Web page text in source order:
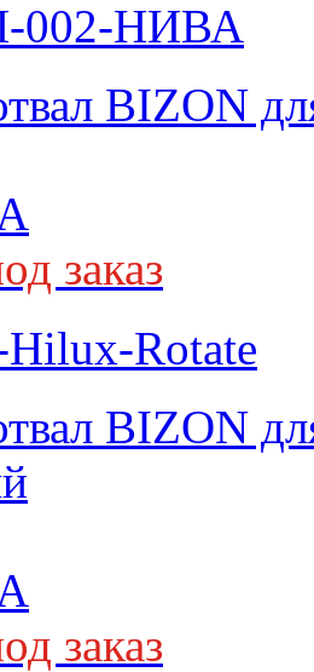
002-НИВА
BIZON
заказ
Rotate
BIZON
заказ